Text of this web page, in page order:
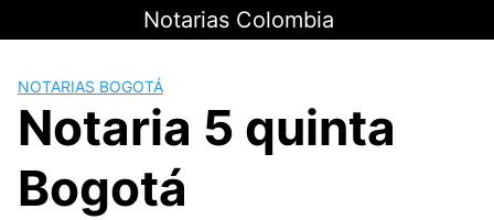
al
Notarias Colombia
NOTARIAS BOGOTÁ
Notaria 5 quinta
Bogotá